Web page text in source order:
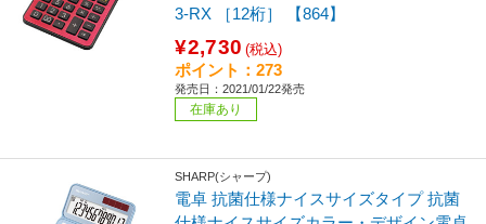
3-RX ［12桁］ 【864】
¥2,730 (税込)
ポイント：273
発売日：2021/01/22発売
在庫あり
SHARP(シャープ)
電卓 抗菌仕様ナイスサイズタイプ 抗菌